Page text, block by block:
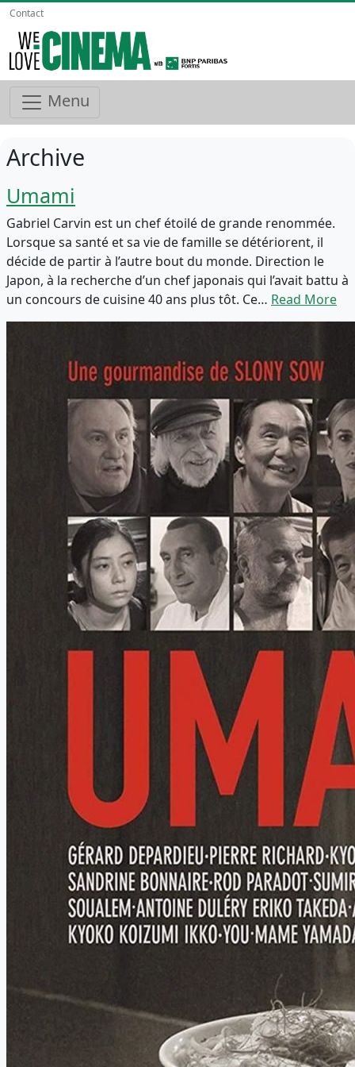
Contact
Menu
Archive
Umami
Gabriel Carvin est un chef étoilé de grande renommée.
Lorsque sa santé et sa vie de famille se détériorent, il
décide de partir à l’autre bout du monde. Direction le
Japon, à la recherche d’un chef japonais qui l’avait battu à
un concours de cuisine 40 ans plus tôt. Ce… Read More